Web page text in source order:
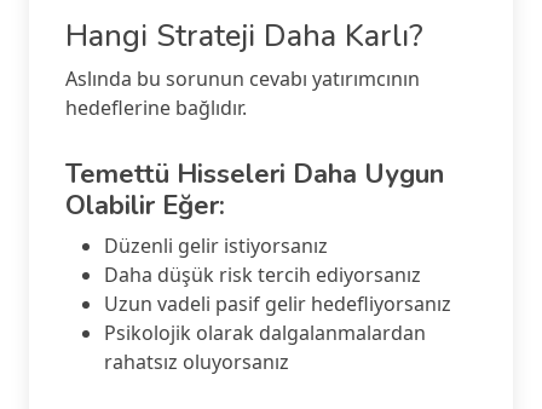
Hangi Strateji Daha Karlı?
Aslında bu sorunun cevabı yatırımcının
hedeflerine bağlıdır.
Temettü Hisseleri Daha Uygun
Olabilir Eğer:
Düzenli gelir istiyorsanız
Daha düşük risk tercih ediyorsanız
Uzun vadeli pasif gelir hedefliyorsanız
Psikolojik olarak dalgalanmalardan
rahatsız oluyorsanız